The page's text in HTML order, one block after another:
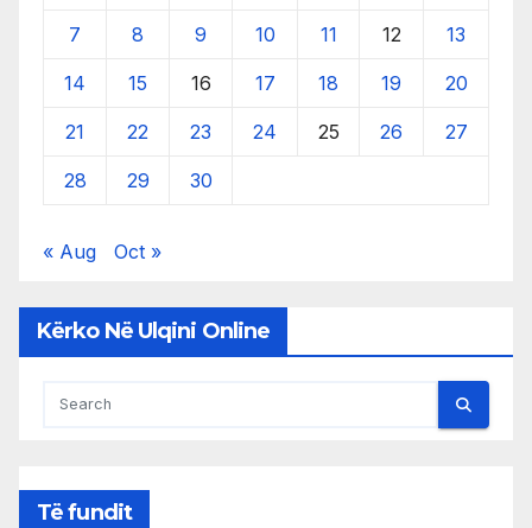
7 8 9 10 11 12 13
14 15 16 17 18 19 20
21 22 23 24 25 26 27
28 29 30
« Aug Oct »
Kërko Në Ulqini Online
Të fundit